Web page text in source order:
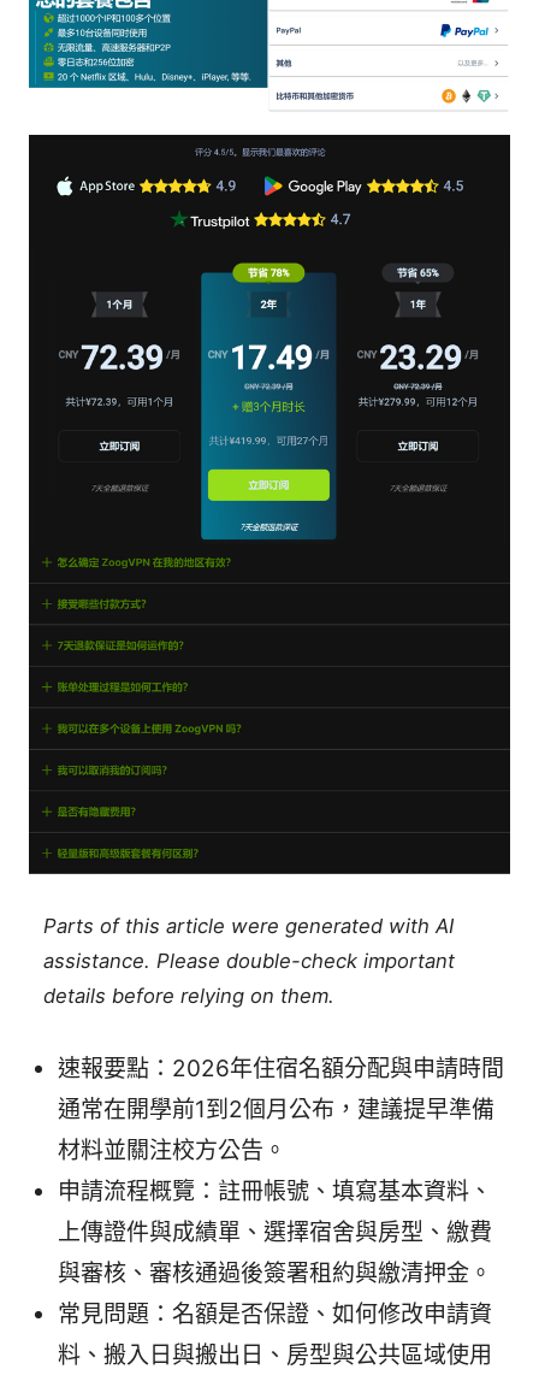
Parts of this article were generated with AI
assistance. Please double-check important
details before relying on them.
速報要點：2026年住宿名額分配與申請時間
通常在開學前1到2個月公布，建議提早準備
材料並關注校方公告。
申請流程概覽：註冊帳號、填寫基本資料、
上傳證件與成績單、選擇宿舍與房型、繳費
與審核、審核通過後簽署租約與繳清押金。
常見問題：名額是否保證、如何修改申請資
料、搬入日與搬出日、房型與公共區域使用